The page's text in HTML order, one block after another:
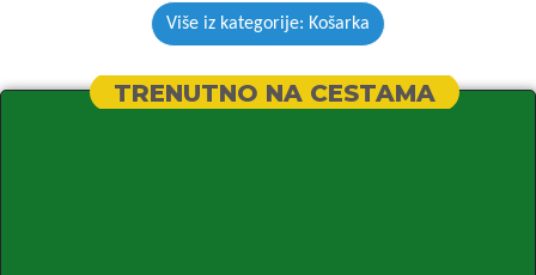
Više iz kategorije: Košarka
TRENUTNO NA CESTAMA